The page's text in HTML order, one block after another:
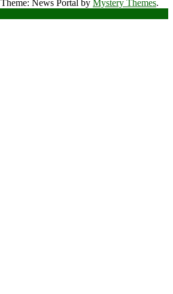
Theme: News Portal by Mystery Themes.